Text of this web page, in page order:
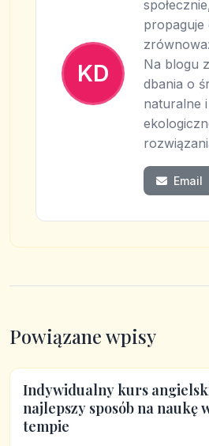
KD
propaguje
Na blogu
dbania o
naturalne
Email
Powiązane wpisy
Indywidualny kurs
najlepszy sposób na naukę
tempie